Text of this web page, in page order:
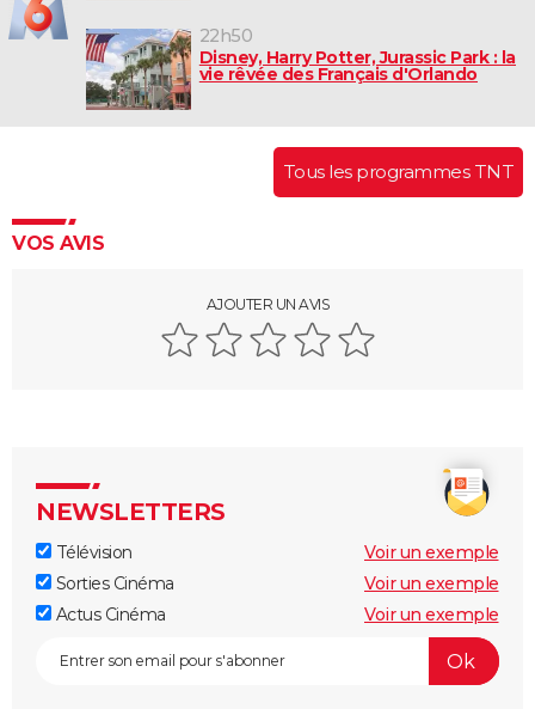
22h50
Disney, Harry Potter, Jurassic Park : la
vie rêvée des Français d'Orlando
Tous les programmes TNT
VOS AVIS
AJOUTER UN AVIS
NEWSLETTERS
Télévision
Voir un exemple
Sorties Cinéma
Voir un exemple
Actus Cinéma
Voir un exemple